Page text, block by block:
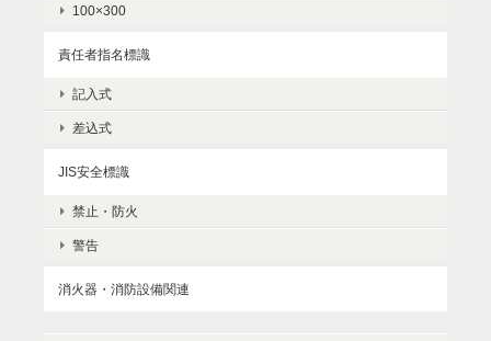
100×300
責任者指名標識
記入式
差込式
JIS安全標識
禁止・防火
警告
消火器・消防設備関連